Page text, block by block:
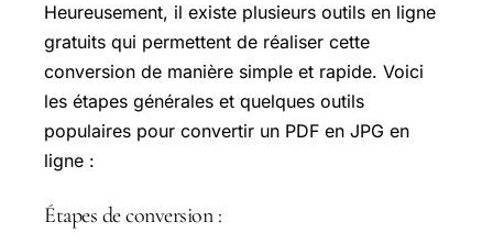
Heureusement, il existe plusieurs outils en ligne
gratuits qui permettent de réaliser cette
conversion de manière simple et rapide. Voici
les étapes générales et quelques outils
populaires pour convertir un PDF en JPG en
ligne :
Étapes de conversion :